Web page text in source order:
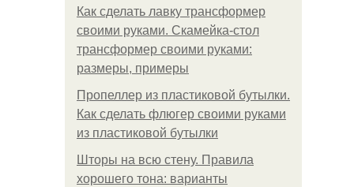
Как сделать лавку трансформер
своими руками. Скамейка-стол
трансформер своими руками:
размеры, примеры
Пропеллер из пластиковой бутылки.
Как сделать флюгер своими руками
из пластиковой бутылки
Шторы на всю стену. Правила
хорошего тона: варианты